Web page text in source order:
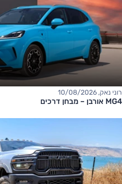
רוני נאק, 10/08/2026
MG4 אורבן – מבחן דרכים